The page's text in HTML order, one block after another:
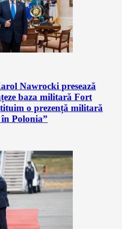
Nawrocki presează
baza militară Fort
o prezență militară
Polonia”